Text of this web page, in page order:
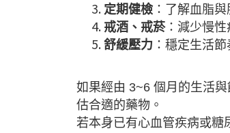
定期健檢：了解血脂與
戒酒、戒菸：減少慢性
舒緩壓力 ：穩定生活
如果經由 3~6 個月的生活
估合適的藥物。
若本身已有心血管疾病或糖